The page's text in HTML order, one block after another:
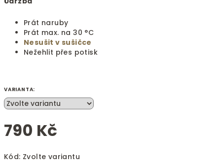
Prát naruby
Prát max. na 30 °C
Nesušit v sušičce
Nežehlit přes potisk
VARIANTA:
790 Kč
cena:
Kód: Zvolte variantu